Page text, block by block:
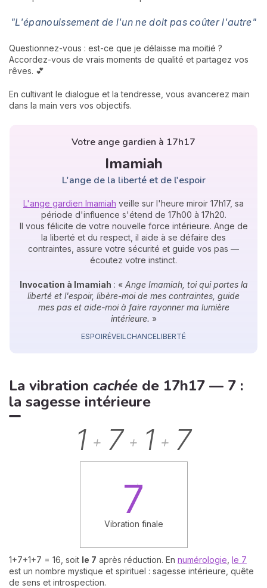
"L'épanouissement de l'un ne doit pas coûter l'autre"
Questionnez-vous : est-ce que je délaisse ma moitié ?
Accordez-vous de vrais moments de qualité et partagez vos
rêves. 💕
En cultivant le dialogue et la tendresse, vous avancerez main
dans la main vers vos objectifs.
Votre ange gardien à 17h17
Imamiah
L'ange de la liberté et de l'espoir
L'ange gardien Imamiah veille sur l'heure miroir 17h17, sa
période d'influence s'étend de 17h00 à 17h20.
Il vous félicite de votre nouvelle force intérieure. Ange de
la liberté et du respect, il aide à se défaire des
contraintes, assure votre sécurité et guide vos pas —
écoutez votre instinct.
Invocation à Imamiah : « Ange Imamiah, toi qui portes la
liberté et l'espoir, libère-moi de mes contraintes, guide
mes pas et aide-moi à faire rayonner ma lumière
intérieure. »
ESPOIRÉVEILCHANCELIBERTÉ
La vibration cachée de 17h17 — 7 :
la sagesse intérieure
1 + 7 + 1 + 7
7
Vibration finale
1+7+1+7 = 16, soit le 7 après réduction. En numérologie le 7
est un nombre mystique et spirituel : sagesse intérieure, quête
de sens et introspection.